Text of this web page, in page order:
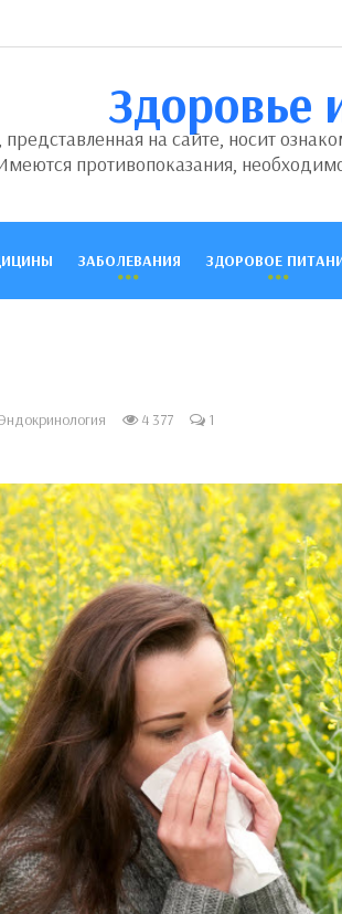
Здоровье
на сайте, носит
противопоказания,
ЗАБОЛЕВАНИЯ ЗДОРОВОЕ
4 377 1